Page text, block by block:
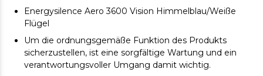
Energysilence Aero 3600 Vision Himmelblau/Weiße
Flügel
Um die ordnungsgemäße Funktion des Produkts
sicherzustellen, ist eine sorgfältige Wartung und ein
verantwortungsvoller Umgang damit wichtig.